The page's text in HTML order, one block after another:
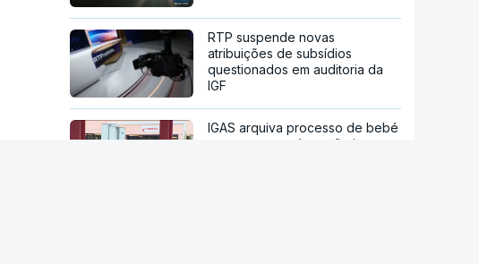
RTP suspende novas
atribuições de subsídios
questionados em auditoria da
IGF
IGAS arquiva processo de bebé
que morreu após a mãe ir a